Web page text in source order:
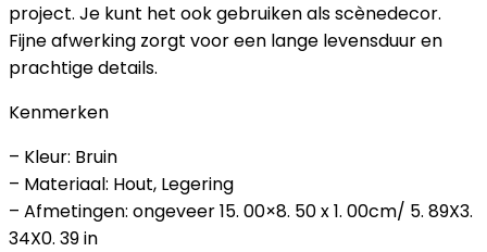
project. Je kunt het ook gebruiken als scènedecor.
Fijne afwerking zorgt voor een lange levensduur en
prachtige details.
Kenmerken
– Kleur: Bruin
– Materiaal: Hout, Legering
– Afmetingen: ongeveer 15. 00×8. 50 x 1. 00cm/ 5. 89X3.
34X0. 39 in